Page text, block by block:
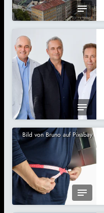
Bild von Bruno auf Pixabay